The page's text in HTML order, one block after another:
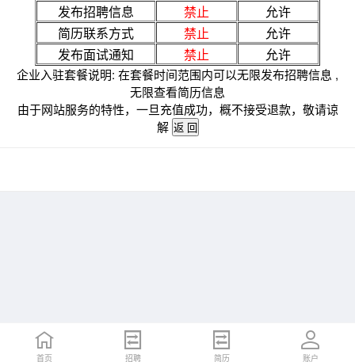
发布招聘信息
禁止
允许
简历联系方式
禁止
允许
发布面试通知
禁止 允许
企业入驻套餐说明: 在套餐时间范围内可以无限发布招聘信息 ,
无限查看简历信息
由于网站服务的特性，一旦充值成功，概不接受退款，敬请谅
解
首页 招聘 简历 账户